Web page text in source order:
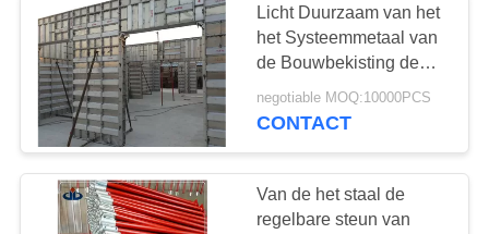
Licht Duurzaam van het
het Systeemmetaal van
de Bouwbekisting de
Muurcomité
Bekistingssysteem
negotiable MOQ:10000PCS
CONTACT
Van de het staal de
regelbare steun van